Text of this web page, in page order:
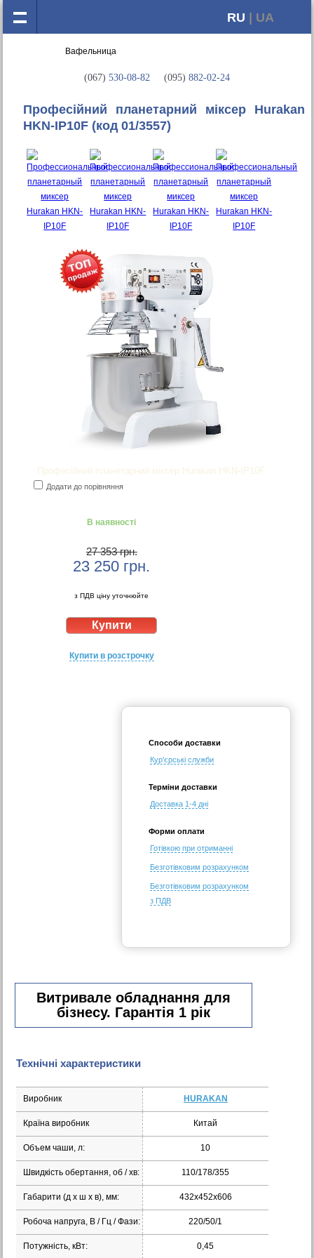
RU | UA
(067) 530-08-82 (095) 882-02-24
Професійний планетарний міксер Hurakan
HKN-IP10F (код 01/3557)
Професійний планетарний міксер Hurakan HKN-IP10F
Додати до порівняння
В наявності
27 353 грн.
23 250 грн.
з ПДВ ціну уточнюйте
Купити в розстрочку
Способи доставки
Кур'єрські служби
Терміни доставки
Доставка 1-4 дні
Форми оплати
Готівкою при отриманні
Безготівковим розрахунком
Безготівковим розрахунком
з ПДВ
Витривале обладнання для
бізнесу. Гарантія 1 рік
Технічні характеристики
Виробник HURAKAN
Країна виробник Китай
Объем чаши, л: 10
Швидкість обертання, об / хв: 110/178/355
Габарити (д х ш х в), мм: 432х452х606
Робоча напруга, В / Гц / Фази: 220/50/1
Потужність, кВт: 0,45